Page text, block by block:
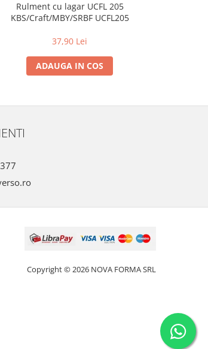
Rulment cu lagar UCFL 205
KBS/Craft/MBY/SRBF UCFL205
37,90 Lei
ADAUGA IN COS
Copyright © 2026 NOVA FORMA SRL